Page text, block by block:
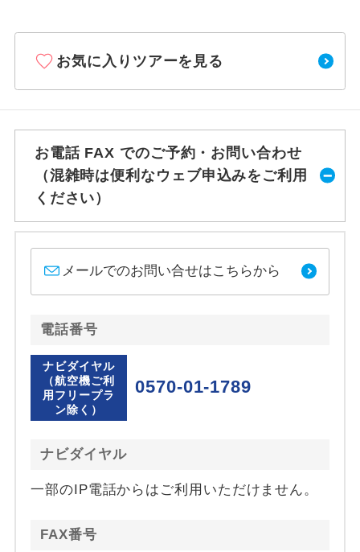
お気に入りツアーを見る
お電話 FAX でのご予約・お問い合わせ
（混雑時は便利なウェブ申込みをご利用
ください）
メールでのお問い合せはこちらから
電話番号
ナビダイヤル
（航空機ご利
用フリープラ
ン除く）
0570-01-1789
ナビダイヤル
一部のIP電話からはご利用いただけません。
FAX番号